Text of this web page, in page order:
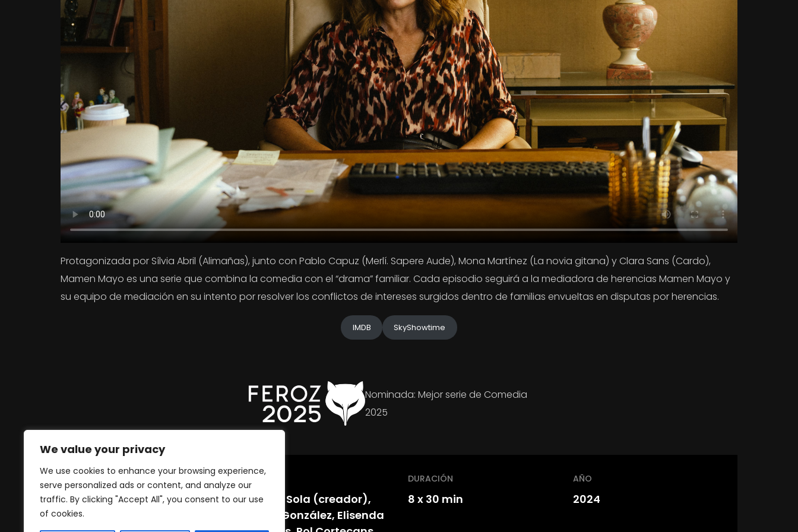
We value your privacy
We use cookies to enhance your browsing experience,
serve personalized ads or content, and analyze our
traffic. By clicking "Accept All", you consent to our use
of cookies.
Protagonizada por Sílvia Abril (Alimañas), junto con Pablo Capuz (Merlí. Sapere Aude), Mona Martínez (La novia gitana) y Clara Sans (Cardo),
Mamen Mayo es una serie que combina la comedia con el “drama” familiar. Cada episodio seguirá a la mediadora de herencias Mamen Mayo y
su equipo de mediación en su intento por resolver los conflictos de intereses surgidos dentro de familias envueltas en disputas por herencias.
IMDB SkyShowtime
Nominada: Mejor serie de Comedia
2025
Oriol Pérez, Carmen
Aumedes, Miguel Ángel
GUION
Eduard Sola (creador),
Daniel González, Elisenda
DURACIÓN
8 x 30 min
AÑO
2024